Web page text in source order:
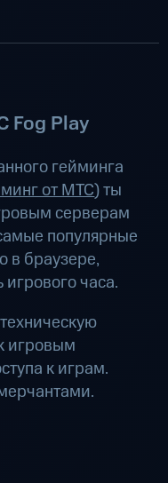
Fog Play
гейминга
от МТС) ты
серверам
популярные
в браузере,
игрового часа.
игровым
к играм.